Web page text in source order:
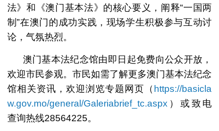
法》和《澳门基本法》的核心要义，阐释“一国两
制”在澳门的成功实践，现场学生积极参与互动讨
论，气氛热烈。
澳门基本法纪念馆由即日起免费向公众开放，
欢迎市民参观。市民如需了解更多澳门基本法纪念
馆相关资讯，欢迎浏览专题网页（ https://basicla
w.gov.mo/general/Galeriabrief_tc.aspx ）或致电
查询热线28564225。